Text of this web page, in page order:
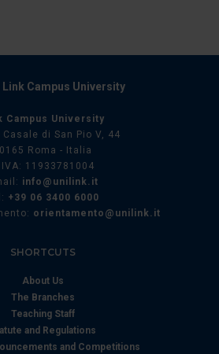
Campus University
di San Pio V, 44
Roma - Italia
IVA: 11933781004
info@unilink.it
+39 06 3400 6000
orientamento@unilink.it
SHORTCUTS
About Us
The Branches
Teaching Staff
and Regulations
and Competitions